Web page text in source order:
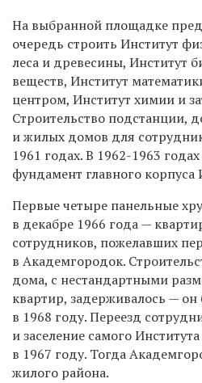
На выбранной площадке
очередь строить Институт
леса и древесины, Институт
веществ, Институт
центром, Институт химии и
Строительство подстанции,
и жилых домов для
1961 годах. В 1962-1963
фундамент главного корпуса
Первые четыре панельные
в декабре 1966 года —
сотрудников, пожелавших
в Академгородок.
дома, с нестандартными
квартир, задерживалось —
в 1968 году. Переезд
и заселение самого
в 1967 году. Тогда
жилого района.